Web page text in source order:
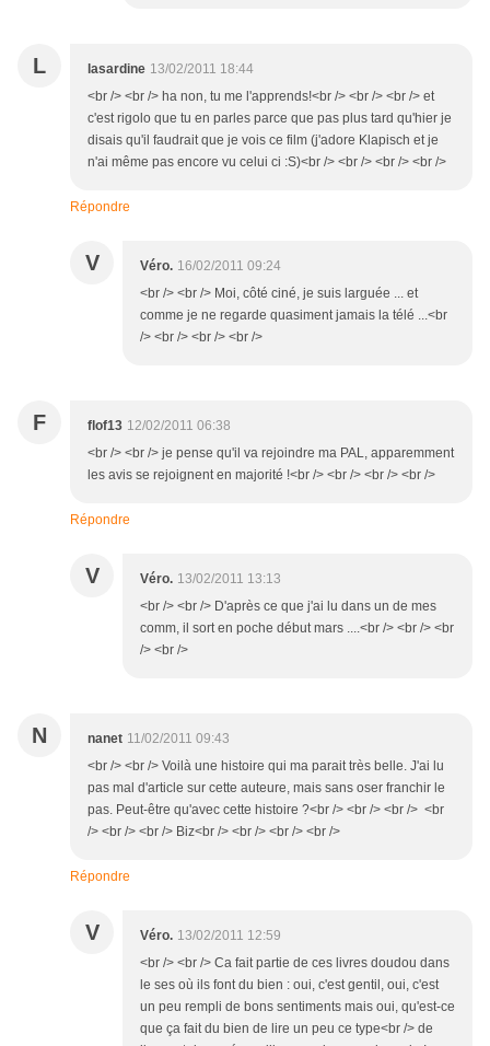
L lasardine 13/02/2011 18:44
<br /> <br /> ha non, tu me l'apprends!<br /> <br /> <br /> et
c'est rigolo que tu en parles parce que pas plus tard qu'hier je
disais qu'il faudrait que je vois ce film (j'adore Klapisch et je
n'ai même pas encore vu celui ci :S)<br /> <br /> <br /> <br />
Répondre
V Véro. 16/02/2011 09:24
<br /> <br /> Moi, côté ciné, je suis larguée ... et
comme je ne regarde quasiment jamais la télé ...<br
/> <br /> <br /> <br />
F flof13 12/02/2011 06:38
<br /> <br /> je pense qu'il va rejoindre ma PAL, apparemment
les avis se rejoignent en majorité !<br /> <br /> <br /> <br />
Répondre
V Véro. 13/02/2011 13:13
<br /> <br /> D'après ce que j'ai lu dans un de mes
comm, il sort en poche début mars ....<br /> <br /> <br
/> <br />
N nanet 11/02/2011 09:43
<br /> <br /> Voilà une histoire qui ma parait très belle. J'ai lu
pas mal d'article sur cette auteure, mais sans oser franchir le
pas. Peut-être qu'avec cette histoire ?<br /> <br /> <br /> <br
/> <br /> <br /> Biz<br /> <br /> <br /> <br />
Répondre
V Véro. 13/02/2011 12:59
<br /> <br /> Ca fait partie de ces livres doudou dans
le ses où ils font du bien : oui, c'est gentil, oui, c'est
un peu rempli de bons sentiments mais oui, qu'est-ce
que ça fait du bien de lire un peu ce type<br /> de